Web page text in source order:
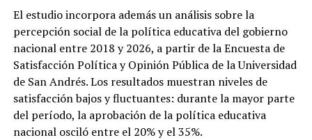
El estudio incorpora además un análisis sobre la
percepción social de la política educativa del gobierno
nacional entre 2018 y 2026, a partir de la Encuesta de
Satisfacción Política y Opinión Pública de la Universidad
de San Andrés. Los resultados muestran niveles de
satisfacción bajos y fluctuantes: durante la mayor parte
del período, la aprobación de la política educativa
nacional osciló entre el 20% y el 35%.